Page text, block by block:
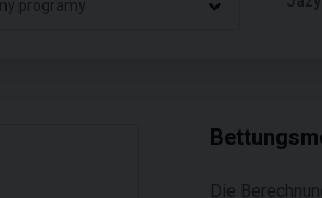
programy
Die